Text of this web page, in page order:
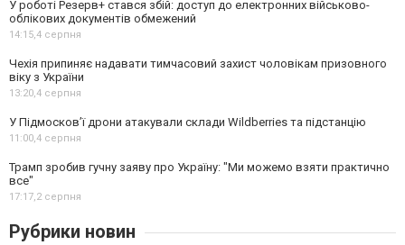
У роботі Резерв+ стався збій: доступ до електронних військово-
облікових документів обмежений
14:15,4 серпня
Чехія припиняє надавати тимчасовий захист чоловікам призовного
віку з України
13:20,4 серпня
У Підмосков’ї дрони атакували склади Wildberries та підстанцію
11:00,4 серпня
Трамп зробив гучну заяву про Україну: "Ми можемо взяти практично
все"
17:17,2 серпня
Рубрики новин